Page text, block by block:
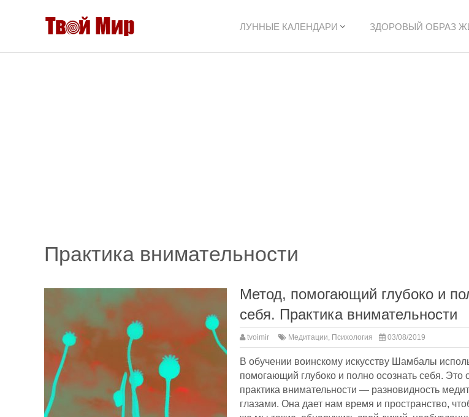
ЛУННЫЕ КАЛЕНДАРИ ЗДОРОВЫЙ ОБРАЗ
Практика внимательности
Метод, помогающий глубоко и
себя. Практика внимательности
tvoimir Медитации, Психология 03/08/2019
В обучении воинскому искусству Шамбалы
помогающий глубоко и полно осознать себя. Это
практика внимательности — разновидность
глазами. Она дает нам время и пространство,